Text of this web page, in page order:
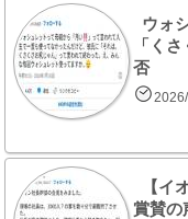
ウォ
「く
否
【イ
賞賛の